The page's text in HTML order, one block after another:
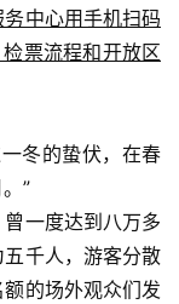
中心用手机扫码
票流程和开放区
冬的蛰伏，在春
”
一度达到八万多
千人，游客分散
的场外观众们发